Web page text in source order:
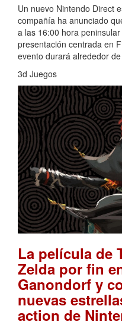
Un nuevo Nintendo Direct
compañía ha anunciado
a las 16:00 hora
presentación centrada en
evento durará alrededor
3d Juegos
La película de
Zelda por fin
Ganondorf y
nuevas
action de